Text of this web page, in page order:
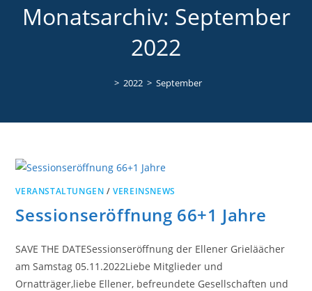
Monatsarchiv: September
2022
> 2022 > September
VERANSTALTUNGEN /VEREINSNEWS
Sessionseröffnung 66+1 Jahre
SAVE THE DATESessionseröffnung der Ellener Grieläächer
am Samstag 05.11.2022Liebe Mitglieder und
Ornatträger,liebe Ellener, befreundete Gesellschaften und